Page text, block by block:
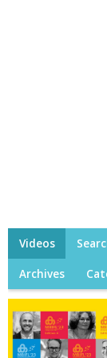
Videos
Archives